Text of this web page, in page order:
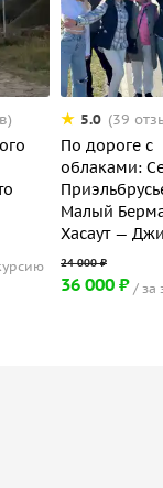
5.0 (39
По дороге с
облаками:
Малый
Хасаут —
36 000 ₽ за